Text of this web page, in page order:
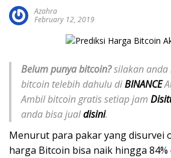
Azahra
February 12, 2019
Belum punya bitcoin?silakan anda
bitcoin telebih dahulu diBINANCE
Ambil bitcoin gratis setiap jam
anda bisa jualdisini.
Menurut para pakar yang disurvei
harga Bitcoin bisa naik hingga